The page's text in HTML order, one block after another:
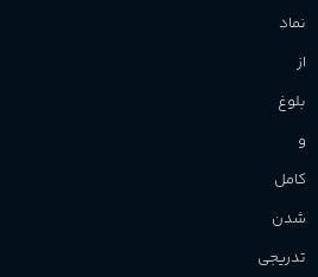
نماد
از
بلوغ
و
کامل
شدن
تدریجی